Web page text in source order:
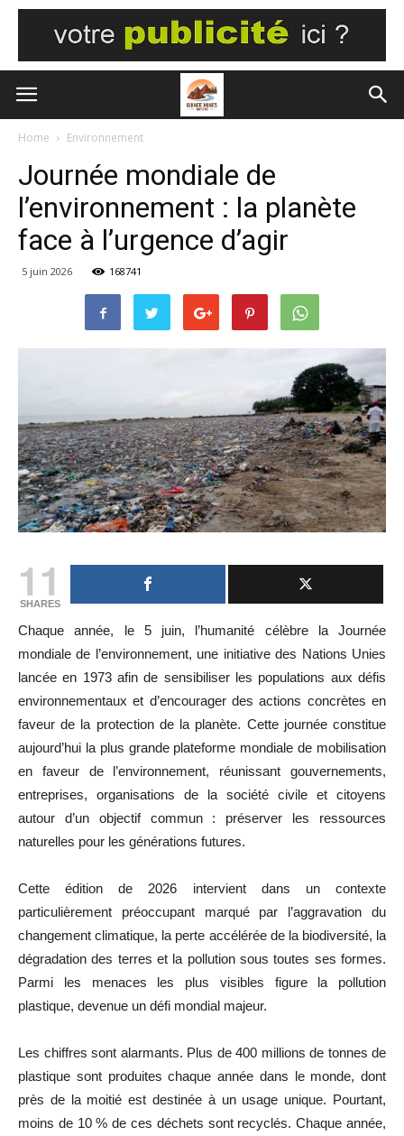
Home Environnement
Journée mondiale de
l’environnement : la planète
face à l’urgence d’agir
5 juin 2026 168741
11
SHARES
Chaque année, le 5 juin, l’humanité célèbre la Journée
mondiale de l’environnement, une initiative des Nations Unies
lancée en 1973 afin de sensibiliser les populations aux défis
environnementaux et d’encourager des actions concrètes en
faveur de la protection de la planète. Cette journée constitue
aujourd’hui la plus grande plateforme mondiale de mobilisation
en faveur de l’environnement, réunissant gouvernements,
entreprises, organisations de la société civile et citoyens
autour d’un objectif commun : préserver les ressources
naturelles pour les générations futures.
Cette édition de 2026 intervient dans un contexte
particulièrement préoccupant marqué par l’aggravation du
changement climatique, la perte accélérée de la biodiversité, la
dégradation des terres et la pollution sous toutes ses formes.
Parmi les menaces les plus visibles figure la pollution
plastique, devenue un défi mondial majeur.
Les chiffres sont alarmants. Plus de 400 millions de tonnes de
plastique sont produites chaque année dans le monde, dont
près de la moitié est destinée à un usage unique. Pourtant,
moins de 10 % de ces déchets sont recyclés. Chaque année,